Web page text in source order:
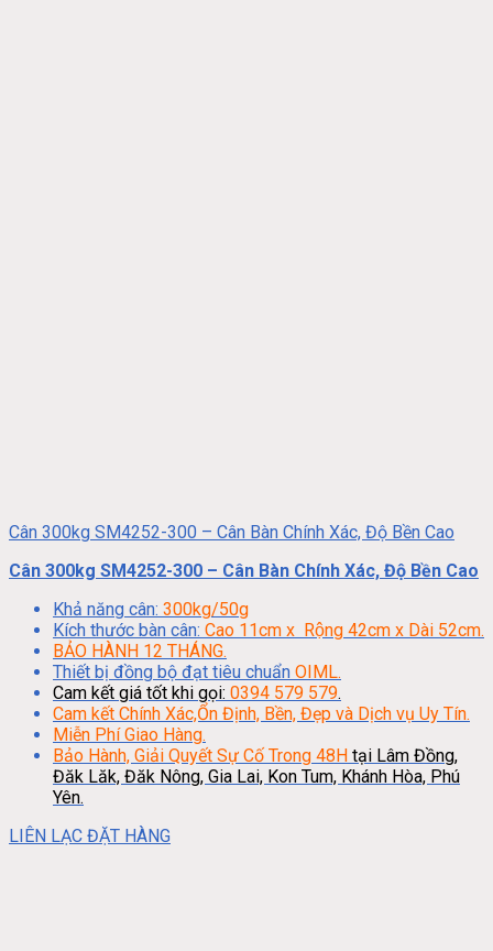
Cân 300kg SM4252-300 – Cân Bàn Chính Xác, Độ Bền Cao
Cân 300kg SM4252-300 – Cân Bàn Chính Xác, Độ Bền Cao
Khả năng cân: 300kg/50g
Kích thước bàn cân: Cao 11cm x Rộng 42cm x Dài 52cm.
BẢO HÀNH 12 THÁNG.
Thiết bị đồng bộ đạt tiêu chuẩn OIML.
Cam kết giá tốt khi gọi: 0394 579 579.
Cam kết Chính Xác,Ổn Định, Bền, Đẹp và Dịch vụ Uy Tín.
Miễn Phí Giao Hàng.
Bảo Hành, Giải Quyết Sự Cố Trong 48H tại Lâm Đồng,
Đăk Lăk, Đăk Nông, Gia Lai, Kon Tum, Khánh Hòa, Phú
Yên.
LIÊN LẠC ĐẶT HÀNG